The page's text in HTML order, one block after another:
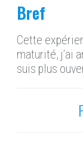
Bref
Cette
maturité, j’ai
suis plus